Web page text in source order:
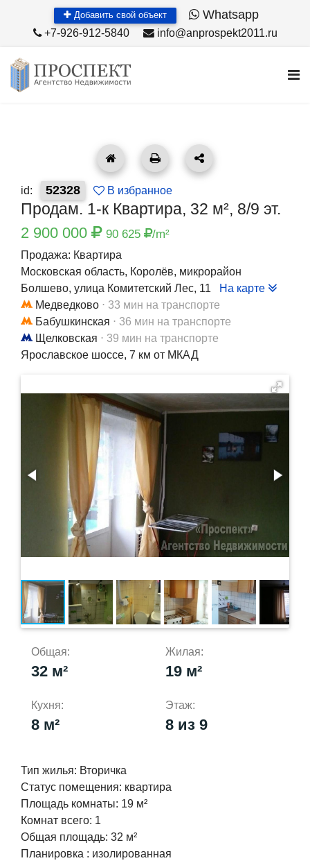
Добавить свой объект Whatsapp
+7-926-912-5840 info@anprospekt2011.ru
id: 52328 В избранное
Продам. 1-к Квартира, 32 м², 8/9 эт.
2 900 000 90 625 /m²
Продажа: Квартира
Московская область, Королёв, микрорайон
Болшево, улица Комитетский Лес, 11
На карте
Медведково ⋅ 33 мин на транспорте
Бабушкинская ⋅ 36 мин на транспорте
Щелковская ⋅ 39 мин на транспорте
Ярославское шоссе, 7 км от МКАД
Общая:
32 м²
Жилая:
19 м²
Кухня:
8 м²
Этаж:
8 из 9
Тип жилья: Вторичка
Статус помещения: квартира
Площадь комнаты: 19 м²
Комнат всего: 1
Общая площадь: 32 м²
Планировка : изолированная